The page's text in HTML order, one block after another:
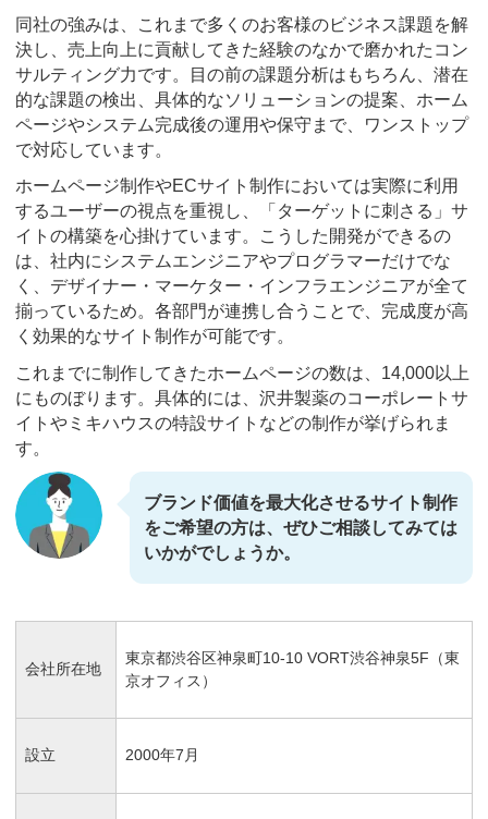
同社の強みは、これまで多くのお客様のビジネス課題を解
決し、売上向上に貢献してきた経験のなかで磨かれたコン
サルティング力です。目の前の課題分析はもちろん、潜在
的な課題の検出、具体的なソリューションの提案、ホーム
ページやシステム完成後の運用や保守まで、ワンストップ
で対応しています。
ホームページ制作やECサイト制作においては実際に利用
するユーザーの視点を重視し、「ターゲットに刺さる」サ
イトの構築を心掛けています。こうした開発ができるの
は、社内にシステムエンジニアやプログラマーだけでな
く、デザイナー・マーケター・インフラエンジニアが全て
揃っているため。各部門が連携し合うことで、完成度が高
く効果的なサイト制作が可能です。
これまでに制作してきたホームページの数は、14,000以上
にものぼります。具体的には、沢井製薬のコーポレートサ
イトやミキハウスの特設サイトなどの制作が挙げられま
す。
ブランド価値を最大化させるサイト制作
をご希望の方は、ぜひご相談してみては
いかがでしょうか。
会社所在地
東京都渋谷区神泉町10-10 VORT渋谷神泉5F（東
京オフィス）
設立 2000年7月